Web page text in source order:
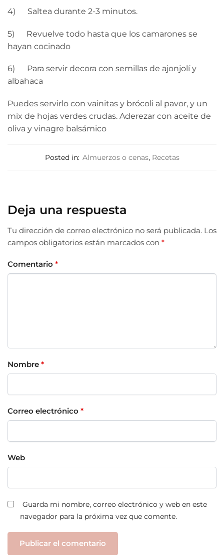
4) Saltea durante 2-3 minutos.
5) Revuelve todo hasta que los camarones se
hayan cocinado
6) Para servir decora con semillas de ajonjolí y
albahaca
Puedes servirlo con vainitas y brócoli al pavor, y un
mix de hojas verdes crudas. Aderezar con aceite de
oliva y vinagre balsámico
Posted in: Almuerzos o cenas, Recetas
Deja una respuesta
Tu dirección de correo electrónico no será publicada. Los
campos obligatorios están marcados con *
Comentario *
Nombre *
Correo electrónico *
Web
Guarda mi nombre, correo electrónico y web en este
navegador para la próxima vez que comente.